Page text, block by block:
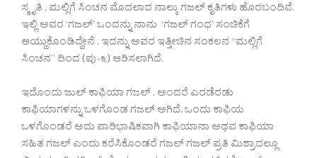
ಸ್ಮೃತಿ , ಮಲ್ಲಿಗೆ ಸಿಂಚನ ಮೊದಲಾದ ನಾಲ್ಕು ಗಜಲ್ ಕೃತಿಗಳು ಹೊರಬಂದಿವೆ.
ಇಲ್ಲಿ ಅವರ ‘ಗಜಲ್’ ಒಂದನ್ನು ನಾನು ‘ಗಜಲ್ ಗಂಧ’ ಸಂಚಿಕೆಗೆ
ಆಯ್ದುಕೊಂಡಿದ್ದೇನೆ . ಇದನ್ನು ಅವರ ಇತ್ತೀಚಿನ ಸಂಕಲನ “ಮಲ್ಲಿಗೆ
ಸಿಂಚನ” ದಿಂದ (ಪು-೬) ಆರಿಸಲಾಗಿದೆ.
ಇದೊಂದು ಜುಲ್ ಕಾಫಿಯಾ ಗಜಲ್ . ಅಂದರೆ ಎರಡೆರಡು
ಕಾಫಿಯಾಗಳನ್ನು ಒಳಗೊಂಡ ಗಜಲ್ ಅಗಿದೆ. ಒಂದು ಕಾಫಿಯ
ಒಳಗೊಂಡರೆ ಅದು ಪಾರಿಭಾಷಿಕವಾಗಿ ಕಾಫಿಯಾನಾ ಅಥವ ಕಾಫಿಯಾ
ಸಹಿತ ಗಜಲ್ ಎಂದು ಕರೆಸಿಕೊಂಡರೆ ಗಜಲ್ ಗಜಲ್ ಪ್ರತಿ ಮಿಶ್ರಾದಲ್ಲೂ